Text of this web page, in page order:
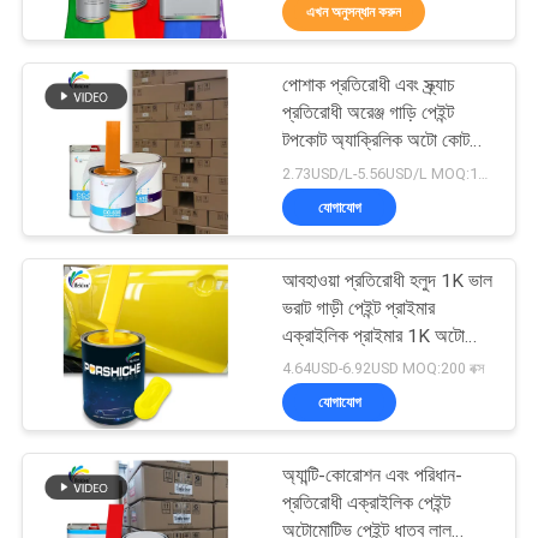
মান
নিয়ন্ত্রণ
আমাদের
সাথে
যোগাযোগ
উদ্ধৃতির
জন্য
গাড়ির পেইন্ট টপ কোট
105
অটো পলিস্টার পিট্টি
12
এখন অনুসন্ধান করুন
পোশাক প্রতিরোধী এবং স্ক্র্যাচ
প্রতিরোধী অরেঞ্জ গাড়ি পেইন্ট
টপকোট অ্যাক্রিলিক অটো কোট
অটোমোটিভ মেরামতের জন্য
যোগাযোগ
আবহাওয়া প্রতিরোধী হলুদ 1K ভাল
ভরাট গাড়ী পেইন্ট প্রাইমার
এক্রাইলিক প্রাইমার 1K অটো
মেরামতের জন্য প্রাইমার পৃষ্ঠ
4.64USD-6.92USD MOQ:200 বক্স
যোগাযোগ
অ্যান্টি-কোরোশন এবং পরিধান-
প্রতিরোধী এক্রাইলিক পেইন্ট
অটোমোটিভ পেইন্ট ধাতব লাল